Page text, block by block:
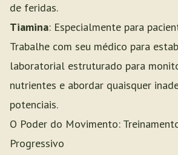
de feridas.
Tiamina: Especialmente para
Trabalhe com seu médico para
laboratorial estruturado para
nutrientes e abordar quaisquer
potenciais.
O Poder do Movimento:
Progressivo